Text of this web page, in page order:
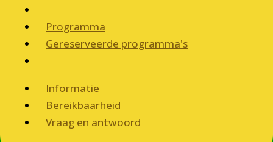
Programma
Gereserveerde programma's
Informatie
Bereikbaarheid
Vraag en antwoord